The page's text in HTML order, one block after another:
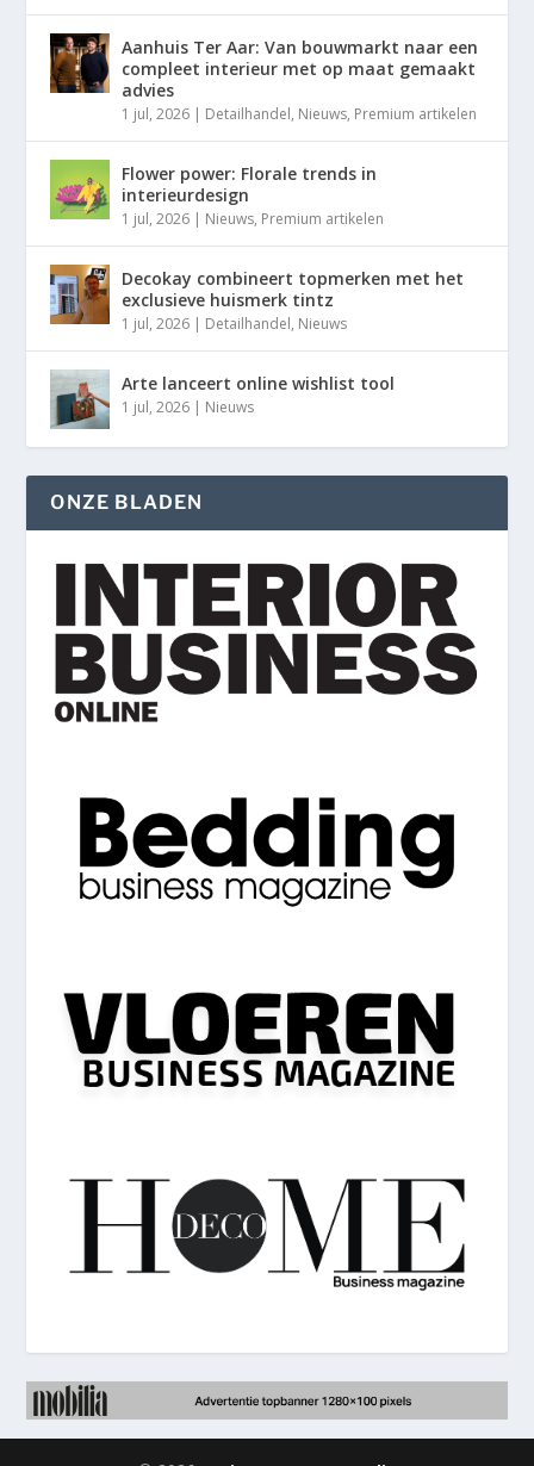
Aanhuis Ter Aar: Van bouwmarkt naar een
compleet interieur met op maat gemaakt
advies
1 jul, 2026 | Detailhandel, Nieuws, Premium artikelen
Flower power: Florale trends in
interieurdesign
1 jul, 2026 | Nieuws, Premium artikelen
Decokay combineert topmerken met het
exclusieve huismerk tintz
1 jul, 2026 | Detailhandel, Nieuws
Arte lanceert online wishlist tool
1 jul, 2026 | Nieuws
ONZE BLADEN